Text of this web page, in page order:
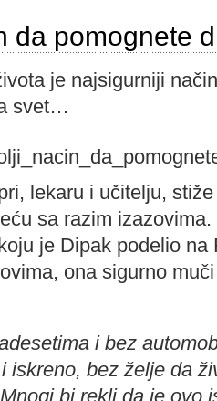
da pomognete
je najsigurniji
svet…
lekaru i učitelju,
sa razim
je Dipak podelio na
ona sigurno
i bez
iskreno, bez želje da
bi rekli da je ovo